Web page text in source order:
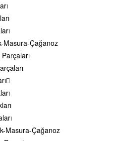
Masura-Çağanoz
Masura-Çağanoz